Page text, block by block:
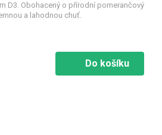
D3. Obohacený o přírodní pomerančový
a lahodnou chuť.
Do košíku